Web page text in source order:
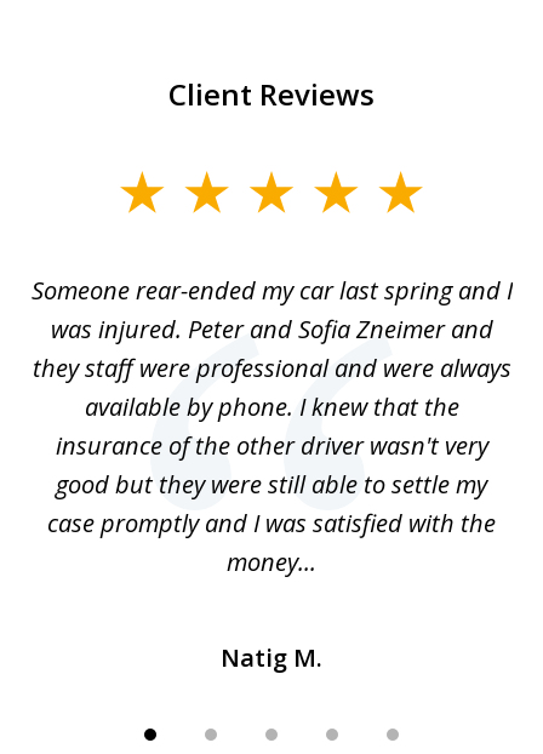
Client Reviews
5
Someone rear-ended my car last spring and I
was injured. Peter and Sofia Zneimer and
they staff were professional and were always
available by phone. I knew that the
insurance of the other driver wasn't very
good but they were still able to settle my
case promptly and I was satisfied with the
money...
Natig M.